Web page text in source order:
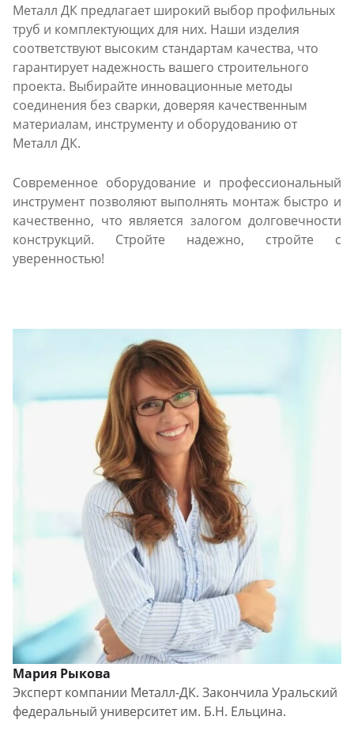
Металл ДК предлагает широкий выбор профильных
труб и комплектующих для них. Наши изделия
соответствуют высоким стандартам качества, что
гарантирует надежность вашего строительного
проекта. Выбирайте инновационные методы
соединения без сварки, доверяя качественным
материалам, инструменту и оборудованию от
Металл ДК.
Современное оборудование и профессиональный
инструмент позволяют выполнять монтаж быстро и
качественно, что является залогом долговечности
конструкций. Стройте надежно, стройте с
уверенностью!
Мария Рыкова
Эксперт компании Металл-ДК. Закончила Уральский
федеральный университет им. Б.Н. Ельцина.